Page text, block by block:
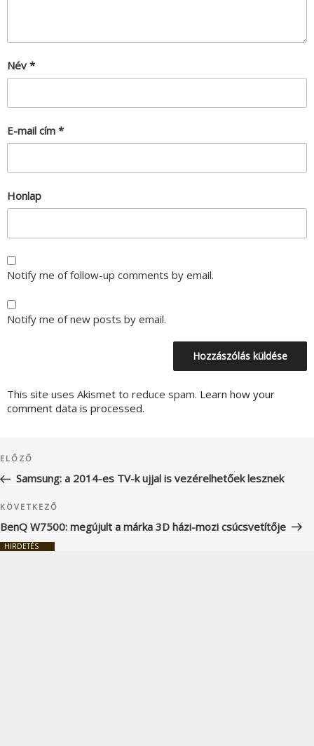
Név *
E-mail cím *
Honlap
Notify me of follow-up comments by email.
Notify me of new posts by email.
This site uses Akismet to reduce spam. Learn how your
comment data is processed.
navigáció
Korábbi
bejegyzés
ELŐZŐ
Samsung: a 2014-es TV-k ujjal is vezérelhetőek lesznek
Következő
bejegyzés
KÖVETKEZŐ
BenQ W7500: megújult a márka 3D házi-mozi csúcsvetítője
HIRDETÉS